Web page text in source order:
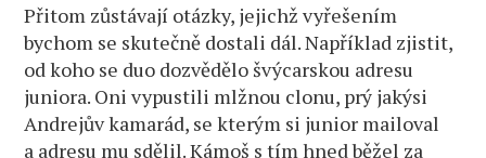
Přitom zůstávají otázky, jejichž vyřešením
bychom se skutečně dostali dál. Například zjistit,
od koho se duo dozvědělo švýcarskou adresu
juniora. Oni vypustili mlžnou clonu, prý jakýsi
Andrejův kamarád, se kterým si junior mailoval
a adresu mu sdělil. Kámoš s tím hned běžel za